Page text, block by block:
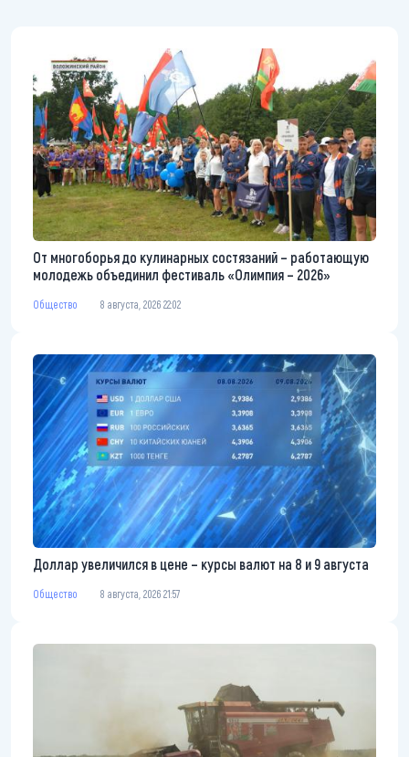
От многоборья до кулинарных состязаний – работающую
молодежь объединил фестиваль «Олимпия – 2026»
Общество 8 августа, 2026 22:02
Доллар увеличился в цене – курсы валют на 8 и 9 августа
Общество 8 августа, 2026 21:57